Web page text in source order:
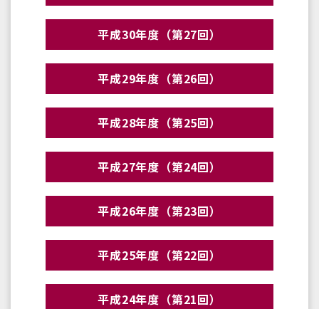
平成30年度（第27回）
平成29年度（第26回）
平成28年度（第25回）
平成27年度（第24回）
平成26年度（第23回）
平成25年度（第22回）
平成24年度（第21回）